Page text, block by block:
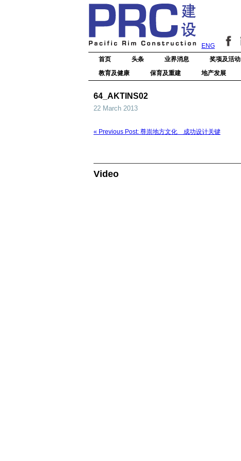
ENG
首页 头条 业界消息 奖项及活动
教育及健康
保育及重建 地产发展
64_AKTINS02
22 March 2013
« Previous Post: 尊崇地方文化 成功设计关键
Video